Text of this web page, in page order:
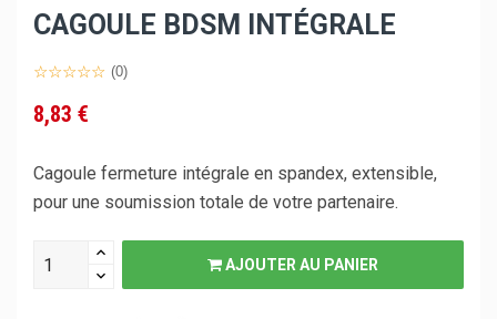
CAGOULE BDSM INTÉGRALE
(0)
8,83 €
Cagoule fermeture intégrale en spandex, extensible,
pour une soumission totale de votre partenaire.
AJOUTER AU PANIER